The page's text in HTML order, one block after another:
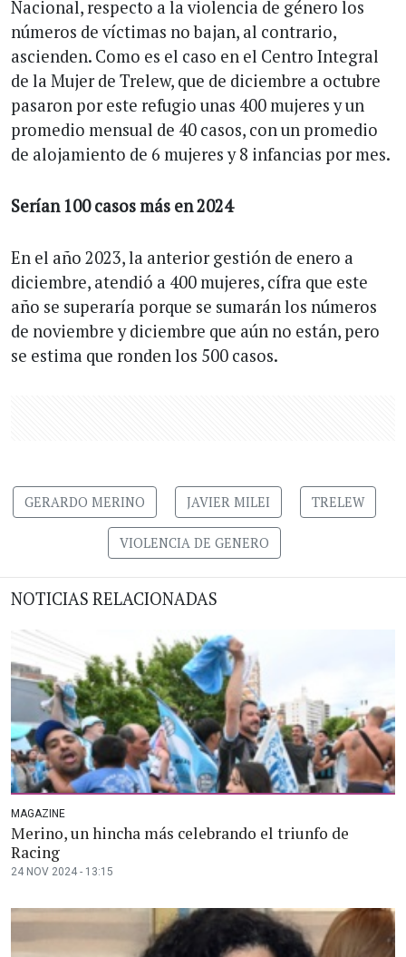
Nacional, respecto a la violencia de género los
números de víctimas no bajan, al contrario,
ascienden. Como es el caso en el Centro Integral
de la Mujer de Trelew, que de diciembre a octubre
pasaron por este refugio unas 400 mujeres y un
promedio mensual de 40 casos, con un promedio
de alojamiento de 6 mujeres y 8 infancias por mes.
Serían 100 casos más en 2024
En el año 2023, la anterior gestión de enero a
diciembre, atendió a 400 mujeres, cífra que este
año se superaría porque se sumarán los números
de noviembre y diciembre que aún no están, pero
se estima que ronden los 500 casos.
GERARDO MERINO JAVIER MILEI TRELEW
VIOLENCIA DE GENERO
NOTICIAS RELACIONADAS
MAGAZINE
Merino, un hincha más celebrando el triunfo de
Racing
24 NOV 2024 - 13:15